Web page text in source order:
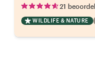
21
WILDLIFE & NATURE